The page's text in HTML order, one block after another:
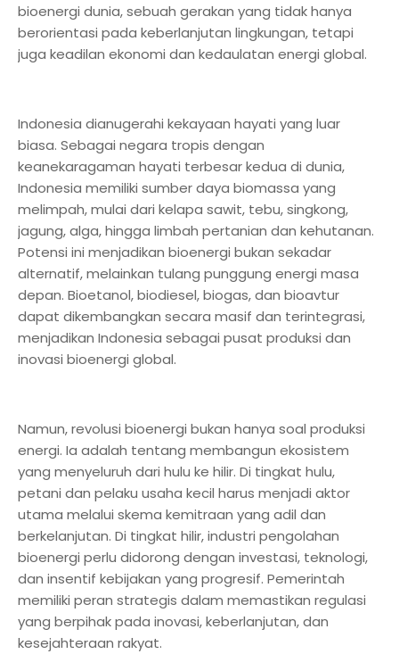
bioenergi dunia, sebuah gerakan yang tidak hanya
berorientasi pada keberlanjutan lingkungan, tetapi
juga keadilan ekonomi dan kedaulatan energi global.
Indonesia dianugerahi kekayaan hayati yang luar
biasa. Sebagai negara tropis dengan
keanekaragaman hayati terbesar kedua di dunia,
Indonesia memiliki sumber daya biomassa yang
melimpah, mulai dari kelapa sawit, tebu, singkong,
jagung, alga, hingga limbah pertanian dan kehutanan.
Potensi ini menjadikan bioenergi bukan sekadar
alternatif, melainkan tulang punggung energi masa
depan. Bioetanol, biodiesel, biogas, dan bioavtur
dapat dikembangkan secara masif dan terintegrasi,
menjadikan Indonesia sebagai pusat produksi dan
inovasi bioenergi global.
Namun, revolusi bioenergi bukan hanya soal produksi
energi. Ia adalah tentang membangun ekosistem
yang menyeluruh dari hulu ke hilir. Di tingkat hulu,
petani dan pelaku usaha kecil harus menjadi aktor
utama melalui skema kemitraan yang adil dan
berkelanjutan. Di tingkat hilir, industri pengolahan
bioenergi perlu didorong dengan investasi, teknologi,
dan insentif kebijakan yang progresif. Pemerintah
memiliki peran strategis dalam memastikan regulasi
yang berpihak pada inovasi, keberlanjutan, dan
kesejahteraan rakyat.